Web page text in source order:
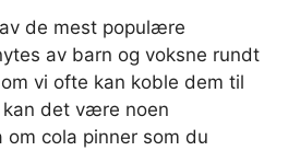
de mest populære
av barn og voksne rundt
vi ofte kan koble dem til
det være noen
cola pinner som du